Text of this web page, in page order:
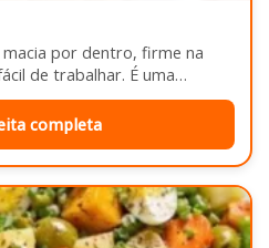
macia por dentro, firme na
de trabalhar. É uma…
completa